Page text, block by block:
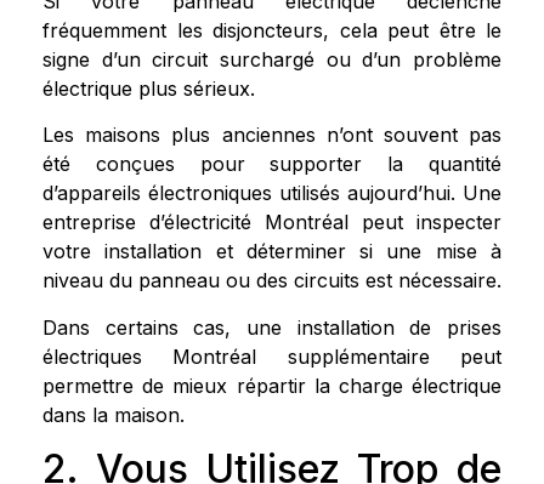
fréquemment les disjoncteurs, cela peut être le
signe d’un circuit surchargé ou d’un problème
électrique plus sérieux.
Les maisons plus anciennes n’ont souvent pas
été conçues pour supporter la quantité
d’appareils électroniques utilisés aujourd’hui. Une
entreprise d’électricité Montréal peut inspecter
votre installation et déterminer si une mise à
niveau du panneau ou des circuits est nécessaire.
Dans certains cas, une installation de prises
électriques Montréal supplémentaire peut
permettre de mieux répartir la charge électrique
dans la maison.
2. Vous Utilisez Trop de